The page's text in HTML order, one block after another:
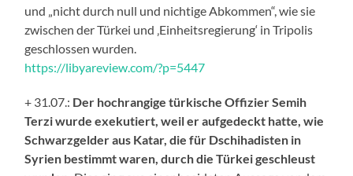
und „nicht durch null und nichtige Abkommen“, wie sie
zwischen der Türkei und ‚Einheitsregierung‘ in Tripolis
geschlossen wurden.
https://libyareview.com/?p=5447
+ 31.07.: Der hochrangige türkische Offizier Semih
Terzi wurde exekutiert, weil er aufgedeckt hatte, wie
Schwarzgelder aus Katar, die für Dschihadisten in
Syrien bestimmt waren, durch die Türkei geschleust